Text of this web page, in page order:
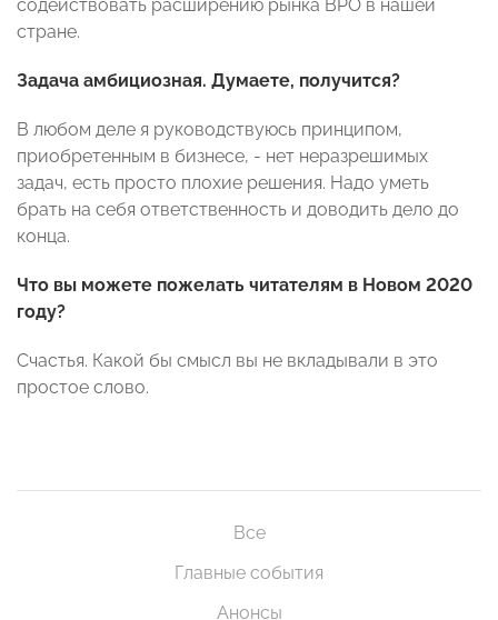
содействовать расширению рынка BPO в нашей
стране.
Задача амбициозная. Думаете, получится?
В любом деле я руководствуюсь принципом,
приобретенным в бизнесе, - нет неразрешимых
задач, есть просто плохие решения. Надо уметь
брать на себя ответственность и доводить дело до
конца.
Что вы можете пожелать читателям в Новом 2020
году?
Счастья. Какой бы смысл вы не вкладывали в это
простое слово.
Все
Главные события
Анонсы